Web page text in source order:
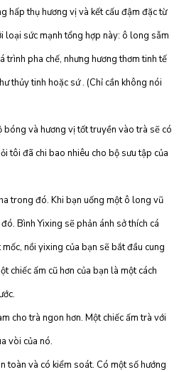
hấp thụ hương vị và kết cấu đậm đặc từ
loại sức mạnh tổng hợp này: ô long sẫm
trình pha chế, nhưng hương thơm tinh tế
thủy tinh hoặc sứ . (Chỉ cần không nói
và hương vị tốt truyền vào trà sẽ có
tôi đã chi bao nhiêu cho bộ sưu tập của
trong đó. Khi bạn uống một ô long vũ
Bình Yixing sẽ phản ánh sở thích cá
nồi yixing của bạn sẽ bắt đầu cung
chiếc ấm cũ hơn của bạn là một cách
cho trà ngon hơn. Một chiếc ấm trà với
vòi của nó.
toàn và có kiểm soát. Có một số hướng